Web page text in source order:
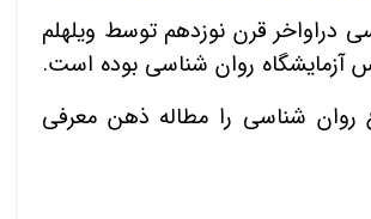
دراواخر قرن نوزدهم توسط ویلهلم
آزمایشگاه روان شناسی بوده است.
روان شناسی را مطاله ذهن معرفی